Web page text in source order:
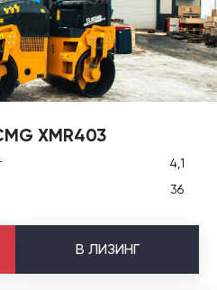
XMR403
4,1
36
В ЛИЗИНГ